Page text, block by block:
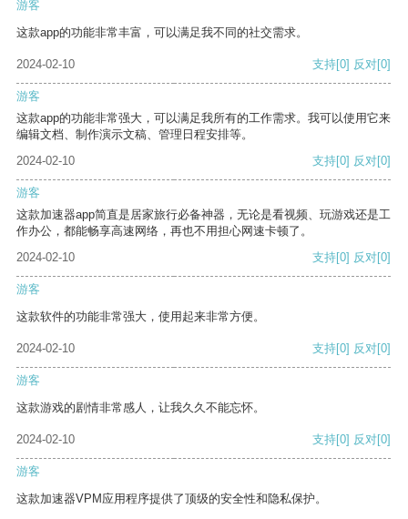
游客
这款app的功能非常丰富，可以满足我不同的社交需求。
2024-02-10 支持[0] 反对[0]
游客
这款app的功能非常强大，可以满足我所有的工作需求。我可以使用它来
编辑文档、制作演示文稿、管理日程安排等。
2024-02-10
支持[0] 反对[0]
游客
这款加速器app简直是居家旅行必备神器，无论是看视频、玩游戏还是工
作办公，都能畅享高速网络，再也不用担心网速卡顿了。
2024-02-10
支持[0] 反对[0]
游客
这款软件的功能非常强大，使用起来非常方便。
2024-02-10 支持[0] 反对[0]
游客
这款游戏的剧情非常感人，让我久久不能忘怀。
2024-02-10 支持[0] 反对[0]
游客
这款加速器VPM应用程序提供了顶级的安全性和隐私保护。